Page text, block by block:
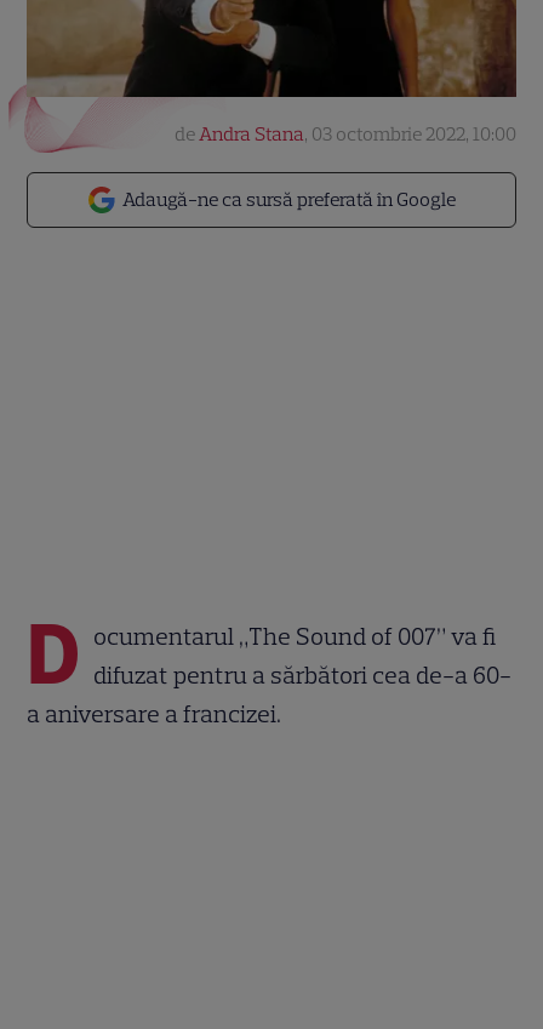
Adaugă-ne ca sursă preferată în Google
deAndra Stana, 03 octombrie 2022, 10:00
D ocumentarul „The Sound of 007” va fi
difuzat pentru a sărbători cea de-a 60-
a aniversare a francizei.